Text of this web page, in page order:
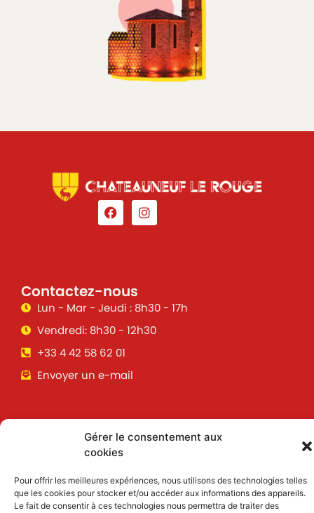
Gérer le consentement aux
cookies
Pour offrir les meilleures expériences, nous utilisons des technologies telles
que les cookies pour stocker et/ou accéder aux informations des appareils.
Le fait de consentir à ces technologies nous permettra de traiter des
Contactez-nous
Lun - Mar - Jeudi : 8h30 - 17h
Vendredi: 8h30 - 12h30
+33 4 42 58 62 01
Envoyer un e-mail
actualités de votre ville !
J'accepte de recevoir des informations et